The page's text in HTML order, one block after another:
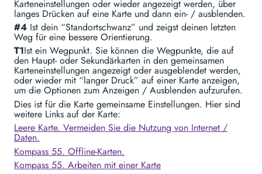
Karteneinstellungen oder wieder angezeigt werden, über
langes Drücken auf eine Karte und dann ein- / ausblenden.
#4 Ist dein “Standortschwanz” und zeigst deinen letzten
Weg für eine bessere Orientierung.
T1Ist ein Wegpunkt. Sie können die Wegpunkte, die auf
den Haupt- oder Sekundärkarten in den gemeinsamen
Karteneinstellungen angezeigt oder ausgeblendet werden,
oder wieder mit “langer Druck” auf einer Karte anzeigen,
um die Optionen zum Anzeigen / Ausblenden aufzurufen.
Dies ist für die Karte gemeinsame Einstellungen. Hier sind
weitere Links auf der Karte:
Leere Karte. Vermeiden Sie die Nutzung von Internet /
Daten.
Kompass 55. Offline-Karten.
Kompass 55. Arbeiten mit einer Karte